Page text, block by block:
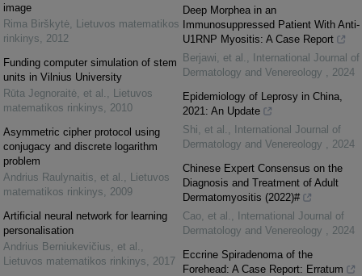
image
Rima Birškytė
Lietuvos matematikos
rinkinys
2012
Funding computer simulation of stem
units in Vilnius University
Rūta Jegnoraitė, et al.
Lietuvos
matematikos rinkinys
2010
Asymmetric cipher protocol using
conjugacy and discrete logarithm
problem
Andrius Raulynaitis, et al.
Lietuvos
matematikos rinkinys
2009
Artificial neural network for learning
personalisation
Andrius Berniukevičius, et al.
Lietuvos matematikos rinkinys
2017
Deep Morphea in an
Immunosuppressed Patient With Anti-
U1RNP Myositis: A Case Report
Berjawi, et al.
International Journal of
Dermatology and Venereology
2024
Epidemiology of Leprosy in China,
2021: An Update
Shi, et al.
International Journal of
Dermatology and Venereology
2024
Chinese Expert Consensus on the
Diagnosis and Treatment of Adult
Dermatomyositis (2022)#
Cao, et al.
International Journal of
Dermatology and Venereology
2024
Eccrine Spiradenoma of the
Forehead: A Case Report: Erratum